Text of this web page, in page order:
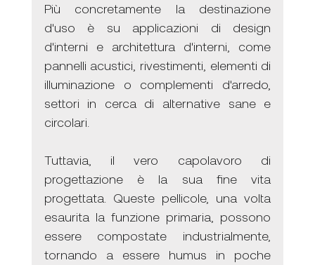
Più concretamente la destinazione
d'uso è su applicazioni di design
d'interni e architettura d'interni, come
pannelli acustici, rivestimenti, elementi di
illuminazione o complementi d'arredo,
settori in cerca di alternative sane e
circolari.
Tuttavia, il vero capolavoro di
progettazione è la sua fine vita
progettata. Queste pellicole, una volta
esaurita la funzione primaria, possono
essere compostate industrialmente,
tornando a essere humus in poche